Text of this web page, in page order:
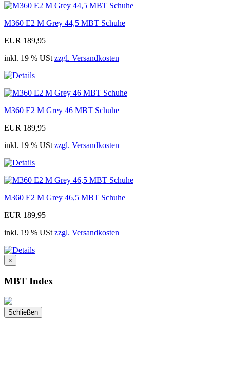
M360 E2 M Grey 44,5 MBT Schuhe
EUR 189,95
inkl. 19 % USt zzgl. Versandkosten
M360 E2 M Grey 46 MBT Schuhe
EUR 189,95
inkl. 19 % USt zzgl. Versandkosten
M360 E2 M Grey 46,5 MBT Schuhe
EUR 189,95
inkl. 19 % USt zzgl. Versandkosten
×
MBT Index
Schließen